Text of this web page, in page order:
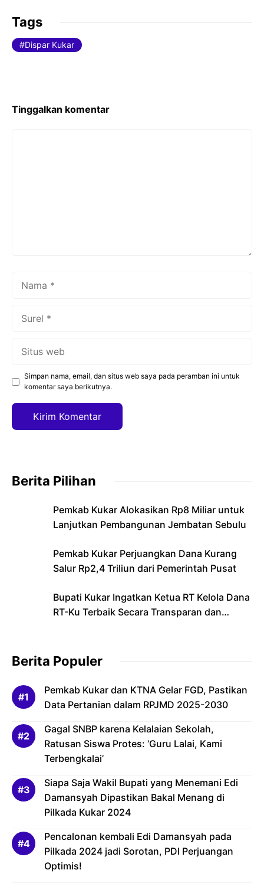
c
e
b
k
er l
Tags
Dispar Kukar
Tinggalkan komentar
Simpan nama, email, dan situs web saya pada peramban ini untuk
komentar saya berikutnya.
Berita Pilihan
Pemkab Kukar Alokasikan Rp8 Miliar untuk
Lanjutkan Pembangunan Jembatan Sebulu
Pemkab Kukar Perjuangkan Dana Kurang
Salur Rp2,4 Triliun dari Pemerintah Pusat
Bupati Kukar Ingatkan Ketua RT Kelola Dana
RT-Ku Terbaik Secara Transparan dan
Berita Populer
Pemkab Kukar dan KTNA Gelar FGD, Pastikan
Data Pertanian dalam RPJMD 2025-2030
Gagal SNBP karena Kelalaian Sekolah,
Ratusan Siswa Protes: ‘Guru Lalai, Kami
Terbengkalai’
Siapa Saja Wakil Bupati yang Menemani Edi
Damansyah Dipastikan Bakal Menang di
Pilkada Kukar 2024
Pencalonan kembali Edi Damansyah pada
Pilkada 2024 jadi Sorotan, PDI Perjuangan
Optimis!